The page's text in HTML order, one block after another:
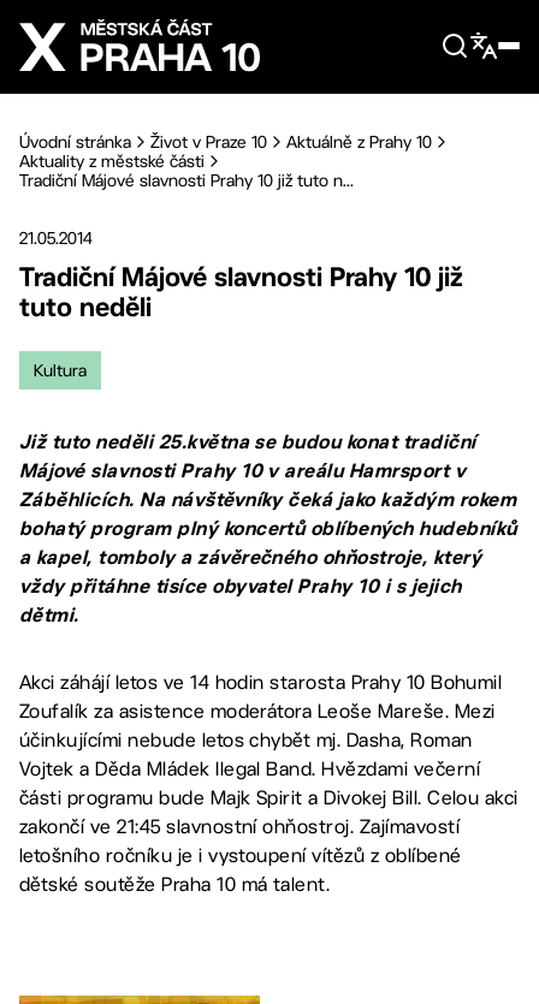
Přejít na hlavní obsah
Úvodní stránka Život v Praze 10
Aktuálně z Prahy 10
Aktuality z městské části
Tradiční Májové slavnosti Prahy 10 již tuto n...
21.05.2014
Tradiční Májové slavnosti Prahy 10 již
tuto neděli
Kultura
Již tuto neděli 25.května se budou konat tradiční
Májové slavnosti Prahy 10 v areálu Hamrsport v
Záběhlicích. Na návštěvníky čeká jako každým rokem
bohatý program plný koncertů oblíbených hudebníků
a kapel, tomboly a závěrečného ohňostroje, který
vždy přitáhne tisíce obyvatel Prahy 10 i s jejich
dětmi.
Akci záhájí letos ve 14 hodin starosta Prahy 10 Bohumil
Zoufalík za asistence moderátora Leoše Mareše. Mezi
účinkujícími nebude letos chybět mj. Dasha, Roman
Vojtek a Děda Mládek Ilegal Band. Hvězdami večerní
části programu bude Majk Spirit a Divokej Bill. Celou akci
zakončí ve 21:45 slavnostní ohňostroj. Zajímavostí
letošního ročníku je i vystoupení vítězů z oblíbené
dětské soutěže Praha 10 má talent.